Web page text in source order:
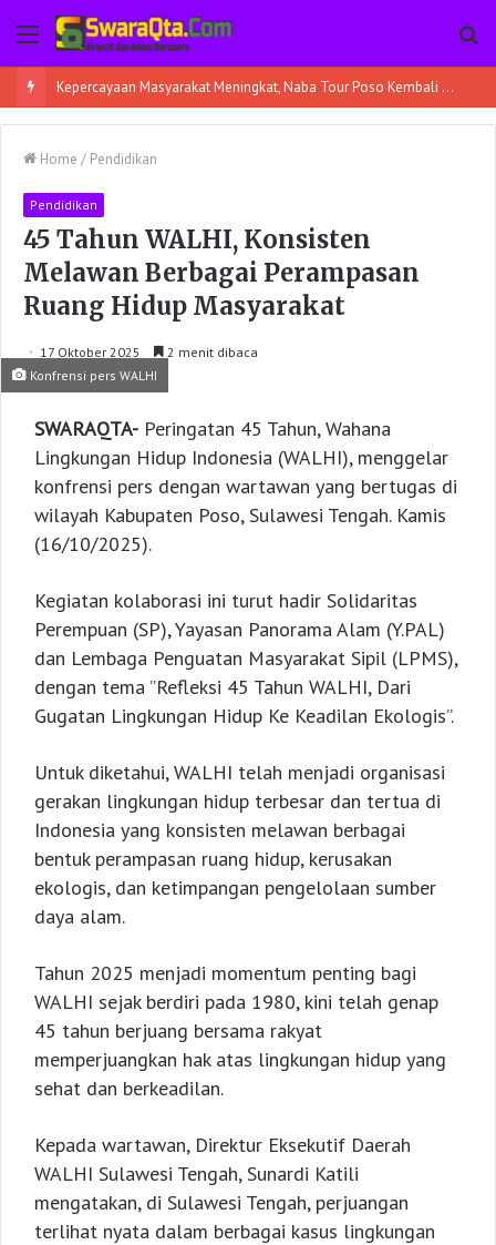
Menu
Kepercayaan Masyarakat Meningkat, Naba Tour Poso Kembali Berangkatkan 45 Jamaah Umroh
Home / Pendidikan
Pendidikan
45 Tahun WALHI, Konsisten
Melawan Berbagai Perampasan
Ruang Hidup Masyarakat
17 Oktober 2025
2 menit dibaca
Konfrensi pers WALHI
SWARAQTA- Peringatan 45 Tahun, Wahana
Lingkungan Hidup Indonesia (WALHI), menggelar
konfrensi pers dengan wartawan yang bertugas di
wilayah Kabupaten Poso, Sulawesi Tengah. Kamis
(16/10/2025).
Kegiatan kolaborasi ini turut hadir Solidaritas
Perempuan (SP), Yayasan Panorama Alam (Y.PAL)
dan Lembaga Penguatan Masyarakat Sipil (LPMS),
dengan tema ”Refleksi 45 Tahun WALHI, Dari
Gugatan Lingkungan Hidup Ke Keadilan Ekologis”.
Untuk diketahui, WALHI telah menjadi organisasi
gerakan lingkungan hidup terbesar dan tertua di
Indonesia yang konsisten melawan berbagai
bentuk perampasan ruang hidup, kerusakan
ekologis, dan ketimpangan pengelolaan sumber
daya alam.
Tahun 2025 menjadi momentum penting bagi
WALHI sejak berdiri pada 1980, kini telah genap
45 tahun berjuang bersama rakyat
memperjuangkan hak atas lingkungan hidup yang
sehat dan berkeadilan.
Kepada wartawan, Direktur Eksekutif Daerah
WALHI Sulawesi Tengah, Sunardi Katili
mengatakan, di Sulawesi Tengah, perjuangan
terlihat nyata dalam berbagai kasus lingkungan